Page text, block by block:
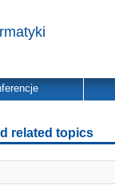
related topics